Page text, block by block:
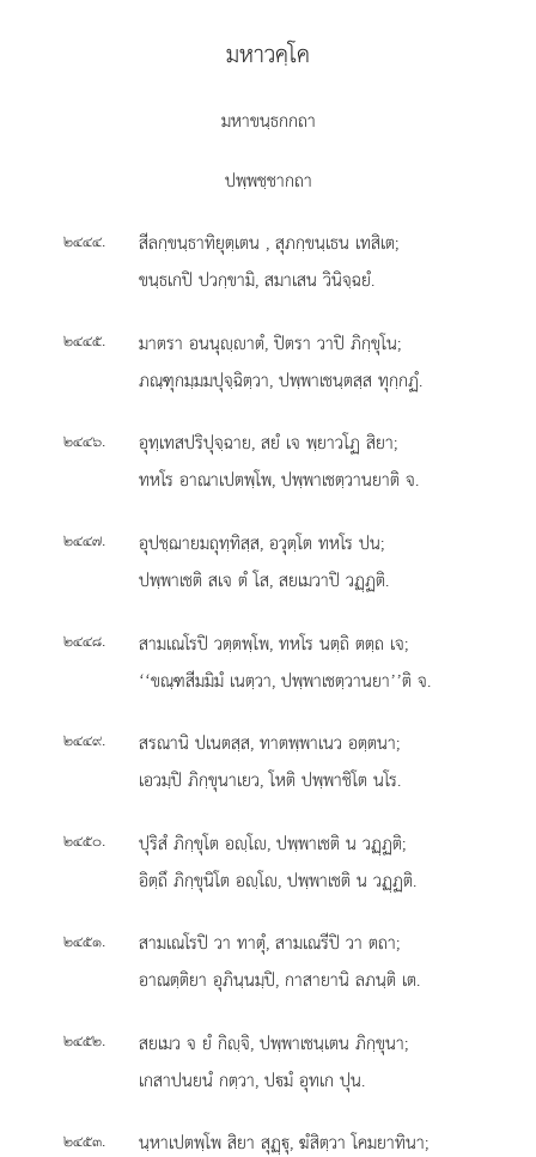
มหาวคฺโค
มหาขนฺธกกถา
ปพฺพชฺชากถา
๒๔๔๔. สีลกฺขนฺธาทิยุตฺเตน , สุภกฺขนฺเธน เทสิเต;
ขนฺธเกปิ ปวกฺขามิ, สมาเสน วินิจฺฉยํ.
๒๔๔๕.
มาตรา อนนุฺาตํ, ปิตรา วาปิ ภิกฺขุโน;
ภณฺฑุกมฺมมปุจฺฉิตฺวา, ปพฺพาเชนฺตสฺส ทุกฺกฏํ.
๒๔๔๖.
อุทฺเทสปริปุจฺฉาย, สยํ เจ พฺยาวโฏ สิยา;
ทหโร อาณาเปตพฺโพ, ปพฺพาเชตฺวานยาติ จ.
๒๔๔๗.
อุปชฺฌายมถุทฺทิสฺส, อวุตฺโต ทหโร ปน;
ปพฺพาเชติ สเจ ตํ โส, สยเมวาปิ วฏฺฏติ.
๒๔๔๘.
สามเณโรปิ วตฺตพฺโพ, ทหโร นตฺถิ ตตฺถ เจ;
‘‘ขณฺฑสีมมิมํ เนตฺวา, ปพฺพาเชตฺวานยา’’ติ จ.
๒๔๔๙.
สรณานิ ปเนตสฺส, ทาตพฺพาเนว อตฺตนา;
เอวมฺปิ ภิกฺขุนาเยว, โหติ ปพฺพาชิโต นโร.
๒๔๕๐.
ปุริสํ ภิกฺขุโต อฺโ, ปพฺพาเชติ น วฏฺฏติ;
อิตฺถึ ภิกฺขุนิโต อฺโ, ปพฺพาเชติ น วฏฺฏติ.
๒๔๕๑.
สามเณโรปิ วา ทาตุํ, สามเณรีปิ วา ตถา;
อาณตฺติยา อุภินฺนมฺปิ, กาสายานิ ลภนฺติ เต.
๒๔๕๒.
สยเมว จ ยํ กิฺจิ, ปพฺพาเชนฺเตน ภิกฺขุนา;
เกสาปนยนํ กตฺวา, ปมํ อุทเก ปุน.
๒๔๕๓. นฺหาเปตพฺโพ สิยา สุฏฺุ, ฆํสิตฺวา โคมยาทินา;